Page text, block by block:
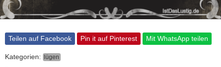
Teilen auf Facebook Pin it auf Pinterest Mit WhatsApp teilen
Kategorien: lügen